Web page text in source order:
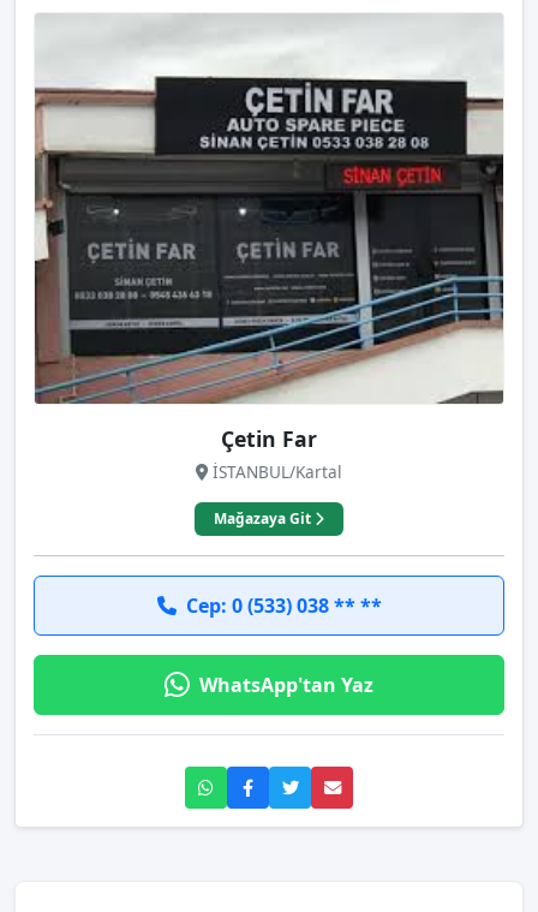
Çetin Far
İSTANBUL/Kartal
Mağazaya Git
Cep: 0 (533) 038 ** **
WhatsApp'tan Yaz